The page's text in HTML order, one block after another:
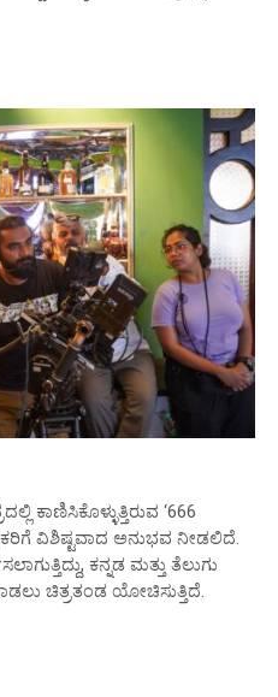
ಕಾಣಿಸಿಕೊಳ್ಳುತ್ತಿರುವ ‘666
ವಿಶಿಷ್ಟವಾದ ಅನುಭವ ನೀಡಲಿದೆ.
ಕನ್ನಡ ಮತ್ತು ತೆಲುಗು
ಚಿತ್ರತಂಡ ಯೋಚಿಸುತ್ತಿದೆ.